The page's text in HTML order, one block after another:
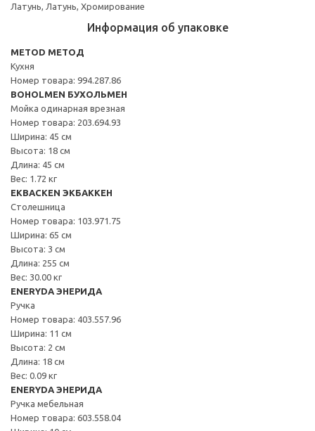
Латунь, Латунь, Хромирование
Информация об упаковке
METOD МЕТОД
Кухня
Номер товара: 994.287.86
BOHOLMEN БУХОЛЬМЕН
Мойка одинарная врезная
Номер товара: 203.694.93
Ширина: 45 см
Высота: 18 см
Длина: 45 см
Вес: 1.72 кг
EKBACKEN ЭКБАККЕН
Столешница
Номер товара: 103.971.75
Ширина: 65 см
Высота: 3 см
Длина: 255 см
Вес: 30.00 кг
ENERYDA ЭНЕРИДА
Ручка
Номер товара: 403.557.96
Ширина: 11 см
Высота: 2 см
Длина: 18 см
Вес: 0.09 кг
ENERYDA ЭНЕРИДА
Ручка мебельная
Номер товара: 603.558.04